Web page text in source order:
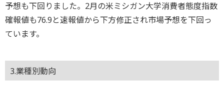
予想も下回りました。2月の米ミシガン大学消費者態度指数
確報値も76.9と速報値から下方修正され市場予想を下回っ
ています。
3.業種別動向